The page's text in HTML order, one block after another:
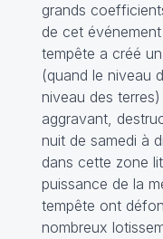
grands
de cet
tempête a créé un
(quand le niveau
niveau des
aggravant,
nuit de samedi à
dans cette zone
puissance de la
tempête ont
nombreux